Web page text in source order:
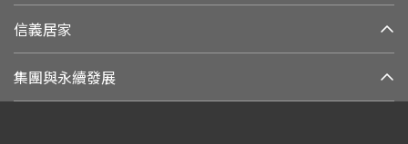
信義居家
集團與永續發展